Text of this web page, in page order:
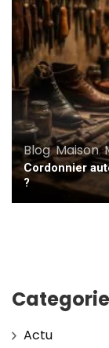
Blog,Maison,
Cordonnier
?
Actu